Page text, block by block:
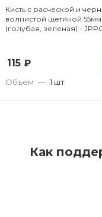
Кисть с расческой и
волнистой щетиной 55мм
(голубая, зеленая) -
115 ₽
Объем — 1 шт
Как